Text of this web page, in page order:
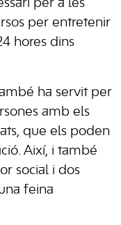
per a les
per entretenir
hores dins
ha servit per
amb els
que els poden
Així, i també
social i dos
feina